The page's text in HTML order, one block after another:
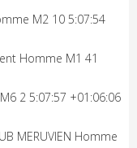
M2 10 5:07:54
Homme M1 41
2 5:07:57 +01:06:06
MERUVIEN Homme